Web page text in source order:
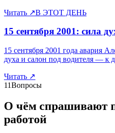
Читать ↗В ЭТОТ ДЕНЬ
15 сентября 2001: сила
15 сентября 2001 года авария
духа и салон под водителя — к
Читать ↗
11Вопросы
О чём спрашивают
работой